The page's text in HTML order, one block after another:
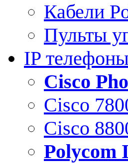
Кабели
Пульты
IP телефоны
Сisco
Cisco
Cisco
Polycom